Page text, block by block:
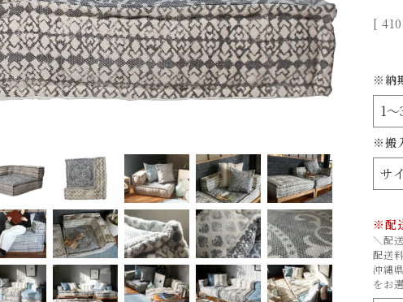
[ 410
※納
※搬
※配
＼配
配送
沖縄
をお